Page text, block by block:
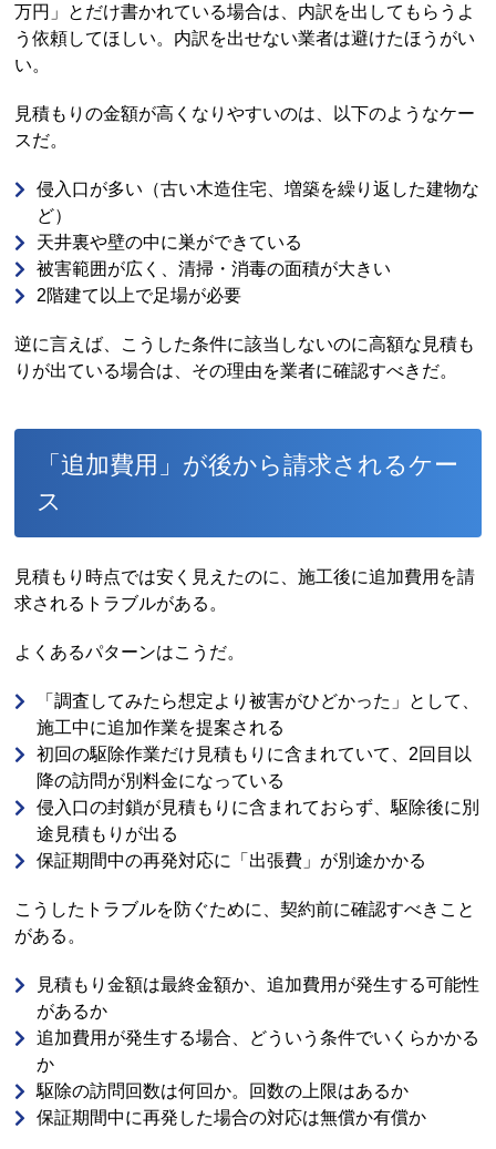
万円」とだけ書かれている場合は、内訳を出してもらうよ
う依頼してほしい。内訳を出せない業者は避けたほうがい
い。
見積もりの金額が高くなりやすいのは、以下のようなケー
スだ。
侵入口が多い（古い木造住宅、増築を繰り返した建物な
ど）
天井裏や壁の中に巣ができている
被害範囲が広く、清掃・消毒の面積が大きい
2階建て以上で足場が必要
逆に言えば、こうした条件に該当しないのに高額な見積も
りが出ている場合は、その理由を業者に確認すべきだ。
「追加費用」が後から請求されるケー
ス
見積もり時点では安く見えたのに、施工後に追加費用を請
求されるトラブルがある。
よくあるパターンはこうだ。
「調査してみたら想定より被害がひどかった」として、
施工中に追加作業を提案される
初回の駆除作業だけ見積もりに含まれていて、2回目以
降の訪問が別料金になっている
侵入口の封鎖が見積もりに含まれておらず、駆除後に別
途見積もりが出る
保証期間中の再発対応に「出張費」が別途かかる
こうしたトラブルを防ぐために、契約前に確認すべきこと
がある。
見積もり金額は最終金額か、追加費用が発生する可能性
があるか
追加費用が発生する場合、どういう条件でいくらかかる
か
駆除の訪問回数は何回か。回数の上限はあるか
保証期間中に再発した場合の対応は無償か有償か